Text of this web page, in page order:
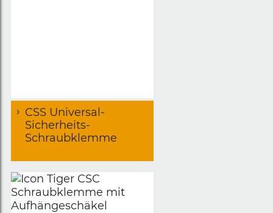
CSS Universal-
Sicherheits-
Schraubklemme